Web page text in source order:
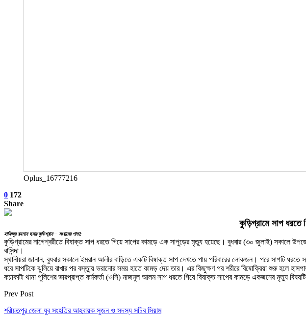
Oplus_16777216
0 172
Share
কুড়িগ্রামে সাপ
হাফিজুর রহমান হৃদয়/কুড়িগ্রাম – সংবাদের পাতা:
কুড়িগ্রামের নাগেশ্বরীতে বিষাক্ত সাপ ধরতে গিয়ে সাপের কামড়ে এক সাপুড়ের মৃত্যু হয়েছে। বুধবার (৩০ জুলাই) সকালে
বাসিন্দা।
স্থানীয়রা জানান, বুধবার সকালে ইমরান আলীর বাড়িতে একটি বিষাক্ত সাপ দেখতে পায় পরিবারের লোকজন। পরে সাপটি
ধরে সাপটিকে ঝুলিয়ে রাখার পর বস্তুায় ভরানোর সময় হাতে কামড় দেয় তার। এর কিছুক্ষণ পর শরীরে বিষোক্রিয়া শুরু হলে
কচাকাটা থানা পুলিশের ভারপ্রাপ্ত কর্মকর্তা (ওসি) নাজমুল আলম সাপ ধরতে গিয়ে বিষাক্ত সাপের কামড়ে একজনের মৃত্যু বিষয়টি
Prev Post
শরীয়তপুর জেলা যুব সংহতির আহবায়ক সুজন ও সদস্য সচিব সিয়াম